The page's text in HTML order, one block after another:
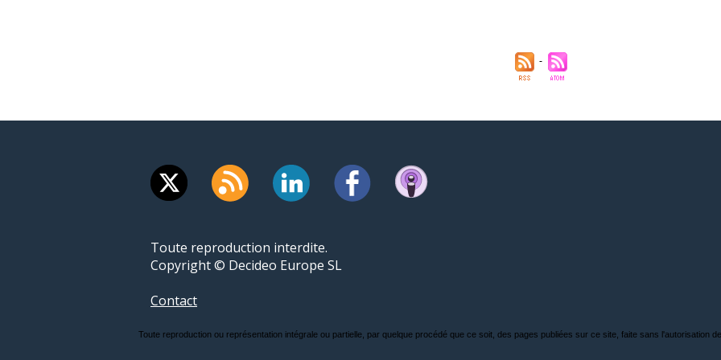
Toute reproduction interdite.
Copyright © Decideo Europe SL
Contact
Toute reproduction ou représentation intégrale ou partielle, par quelque procédé que ce soit, des pages publiées sur ce site, faite sans l'autorisation